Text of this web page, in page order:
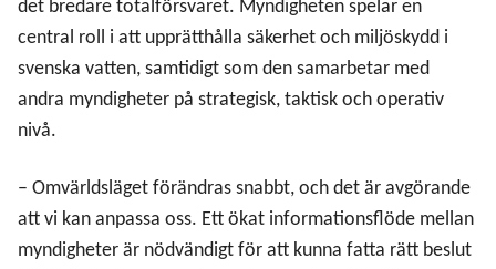
det bredare totalförsvaret. Myndigheten spelar en
central roll i att upprätthålla säkerhet och miljöskydd i
svenska vatten, samtidigt som den samarbetar med
andra myndigheter på strategisk, taktisk och operativ
nivå.
– Omvärldsläget förändras snabbt, och det är avgörande
att vi kan anpassa oss. Ett ökat informationsflöde mellan
myndigheter är nödvändigt för att kunna fatta rätt beslut